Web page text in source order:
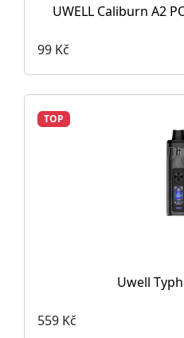
UWELL Caliburn A2
99 Kč
TOP
Uwell
559 Kč